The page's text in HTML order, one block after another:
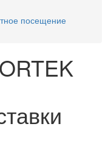
посещение